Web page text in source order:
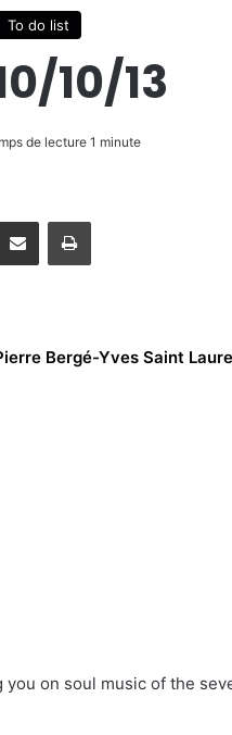
To do list
10/13
de lecture 1 minute
Bergé-Yves Saint
on soul music of the